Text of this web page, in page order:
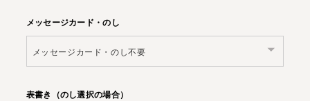
メッセージカード・のし
表書き（のし選択の場合）